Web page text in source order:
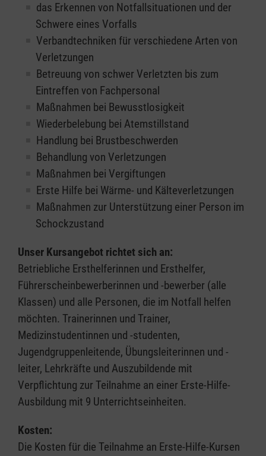
das Erkennen von Notfallsituationen und der
Schwere eines Vorfalls
Verbandtechniken für verschiedene Arten von
Verletzungen
Betreuung von schwer Verletzten bis zum
Eintreffen von Fachpersonal
Maßnahmen bei Bewusstlosigkeit
Wiederbelebung bei Atemstillstand
Handlung bei Brustbeschwerden
Behandlung von Verletzungen
Maßnahmen bei Vergiftungen
Erste Hilfe bei Wärme- und Kälteverletzungen
Maßnahmen zur Unterstützung einer Person im
Schockzustand
Unser Kursangebot richtet sich an:
Betriebliche Ersthelferinnen und Ersthelfer,
Führerscheinbewerberinnen und -bewerber (alle
Klassen) und alle Personen, die im Notfall helfen
möchten. Trainerinnen und Trainer,
Medizinstudentinnen und -studenten,
Jugendgruppenleitende, Übungsleiterinnen und -
leiter, Lehrkräfte und Auszubildende mit
Verpflichtung zur Teilnahme an einer Erste-Hilfe-
Ausbildung mit 9 Unterrichtseinheiten.
Kosten:
Die Kosten für die Teilnahme an Erste-Hilfe-Kursen